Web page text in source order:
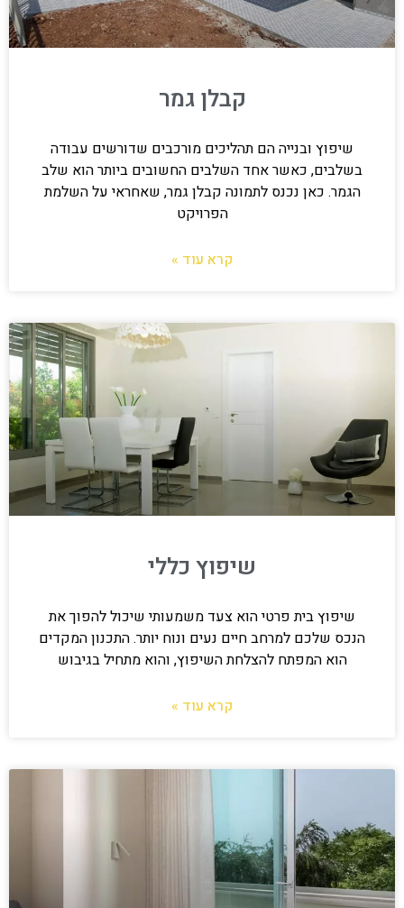
קבלן גמר
שיפוץ ובנייה הם תהליכים מורכבים שדורשים עבודה
בשלבים, כאשר אחד השלבים החשובים ביותר הוא שלב
הגמר. כאן נכנס לתמונה קבלן גמר, שאחראי על השלמת
הפרויקט
קרא עוד »
שיפוץ כללי
שיפוץ בית פרטי הוא צעד משמעותי שיכול להפוך את
הנכס שלכם למרחב חיים נעים ונוח יותר. התכנון המקדים
הוא המפתח להצלחת השיפוץ, והוא מתחיל בגיבוש
קרא עוד »